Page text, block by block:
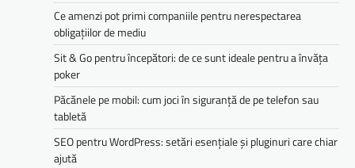
Ce amenzi pot primi companiile pentru nerespectarea
obligațiilor de mediu­­
Sit & Go pentru începători: de ce sunt ideale pentru a învăța
poker
Păcănele pe mobil: cum joci în siguranță de pe telefon sau
tabletă
SEO pentru WordPress: setări esențiale și pluginuri care chiar
ajută